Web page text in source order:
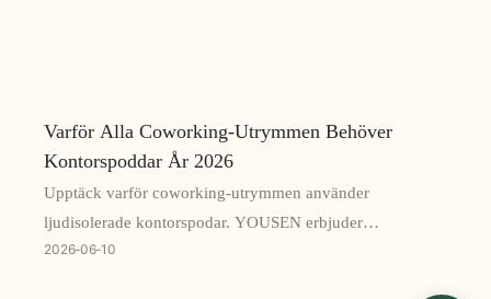
Varför Alla Coworking-Utrymmen Behöver
Kontorspoddar År 2026
Upptäck varför coworking-utrymmen använder
ljudisolerade kontorspodar. YOUSEN erbjuder
högkvalitativa pods för enkel-, dubbel- och flerpersoner
2026 06 10